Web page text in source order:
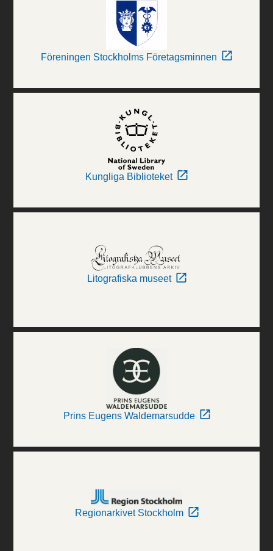
Föreningen Stockholms Företagsminnen
Kungliga Biblioteket
Litografiska museet
Prins Eugens Waldemarsudde
Regionarkivet Stockholm